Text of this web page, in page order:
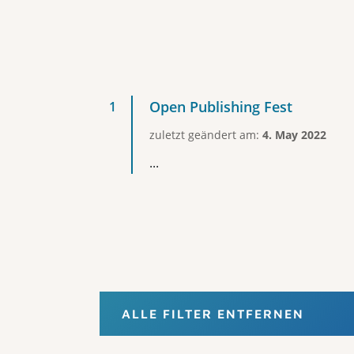
Open Publishing Fest
zuletzt geändert am: 4. May 2022
...
ALLE FILTER ENTFERNEN